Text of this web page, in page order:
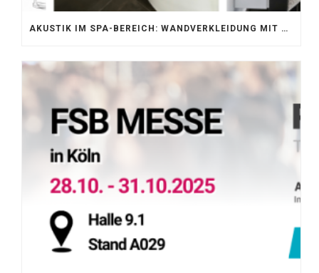
AKUSTIK IM SPA-BEREICH: WANDVERKLEIDUNG MIT SILENTPROTECT CORE